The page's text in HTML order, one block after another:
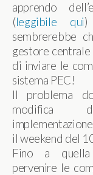
apprendo
(leggibile qui)
sembrerebbe
gestore
di inviare le
sistema PEC!
Il problema
il weekend del
Fino a
pervenire le